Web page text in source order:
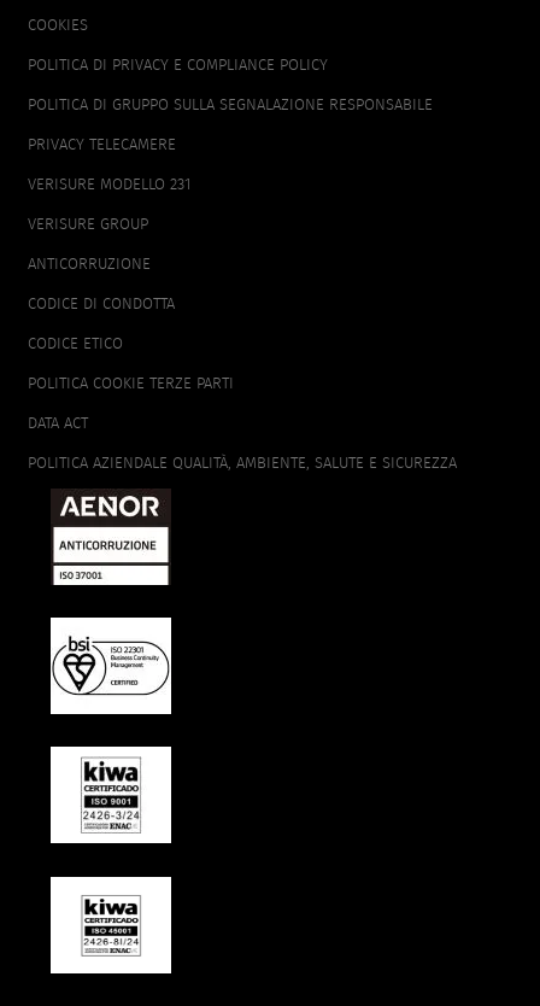
COOKIES
POLITICA DI PRIVACY E COMPLIANCE POLICY
POLITICA DI GRUPPO SULLA SEGNALAZIONE RESPONSABILE
PRIVACY TELECAMERE
VERISURE MODELLO 231
VERISURE GROUP
ANTICORRUZIONE
CODICE DI CONDOTTA
CODICE ETICO
POLITICA COOKIE TERZE PARTI
DATA ACT
POLITICA AZIENDALE QUALITÀ, AMBIENTE, SALUTE E SICUREZZA